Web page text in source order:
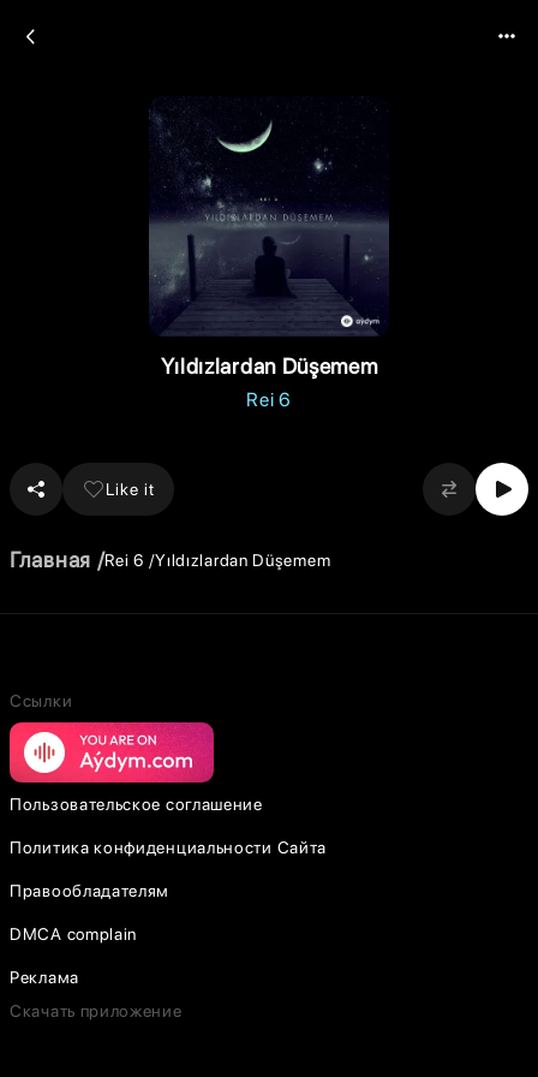
Yıldızlardan Düşemem
Rei 6
Like it
Главная Rei 6 Yıldızlardan Düşemem
Ссылки
Пользовательское соглашение
Политика конфиденциальности Сайта
Правообладателям
DMCA complain
Реклама
Скачать приложение